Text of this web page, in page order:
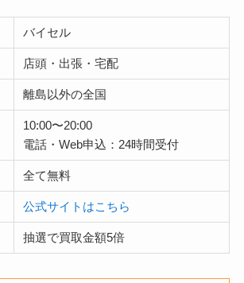
バイセル
店頭・出張・宅配
離島以外の全国
10:00〜20:00
電話・Web申込：24時間受付
全て無料
公式サイトはこちら
抽選で買取金額5倍